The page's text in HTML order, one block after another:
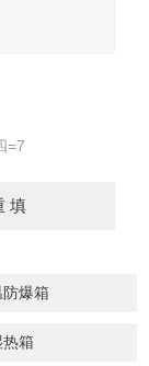
=7
防爆箱
热箱